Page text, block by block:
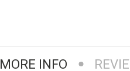
MORE INFO